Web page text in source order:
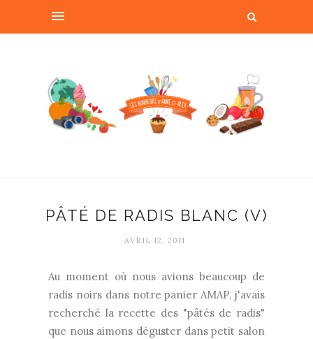
PÂTÉ DE RADIS BLANC (V)
AVRIL 12, 2011
Au moment où nous avions beaucoup de
radis noirs dans notre panier AMAP, j'avais
recherché la recette des "pâtés de radis"
que nous aimons déguster dans petit salon